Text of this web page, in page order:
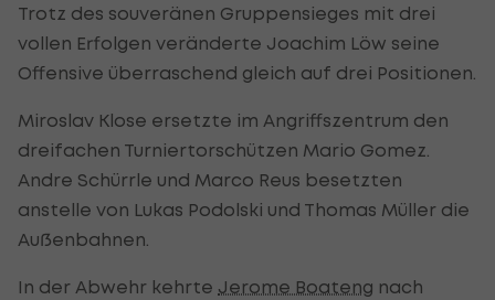
Trotz des souveränen Gruppensieges mit drei
vollen Erfolgen veränderte Joachim Löw seine
Offensive überraschend gleich auf drei Positionen.
Miroslav Klose ersetzte im Angriffszentrum den
dreifachen Turniertorschützen Mario Gomez.
Andre Schürrle und Marco Reus besetzten
anstelle von Lukas Podolski und Thomas Müller die
Außenbahnen.
In der Abwehr kehrte Jerome Boateng nach